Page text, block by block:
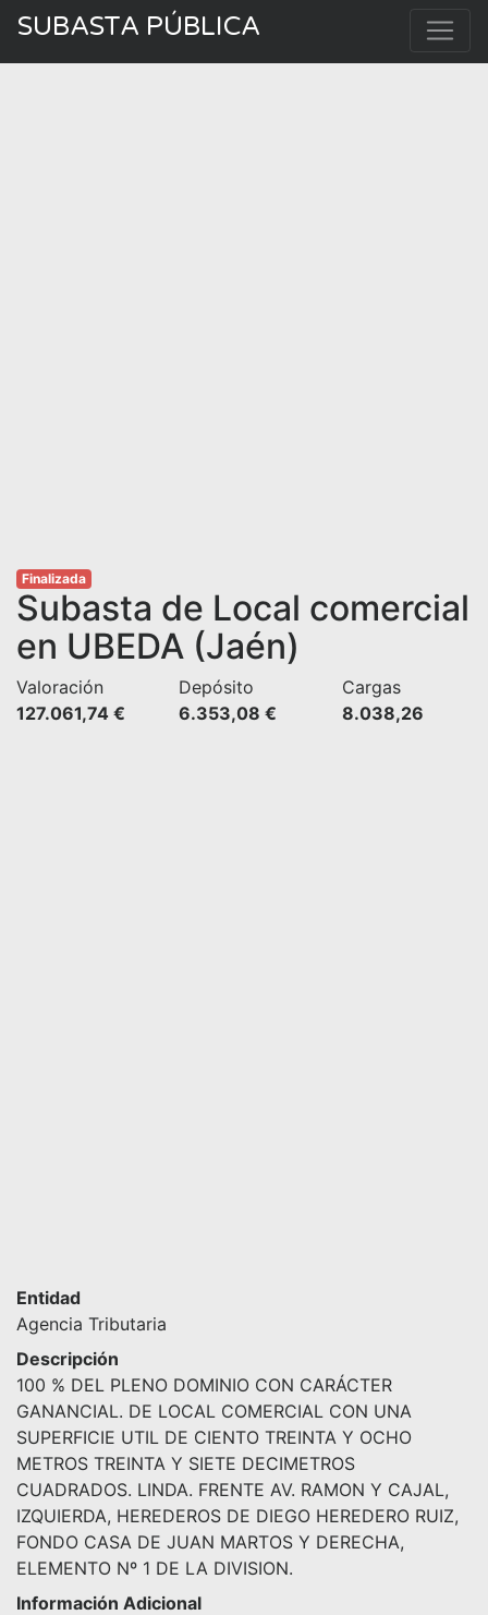
SUBASTA PÚBLICA
Finalizada
Subasta de Local comercial
en UBEDA (Jaén)
Valoración
127.061,74 €
Depósito
6.353,08 €
Cargas
8.038,26 
Entidad
Agencia Tributaria
Descripción
100 % DEL PLENO DOMINIO CON CARÁCTER
GANANCIAL. DE LOCAL COMERCIAL CON UNA
SUPERFICIE UTIL DE CIENTO TREINTA Y OCHO
METROS TREINTA Y SIETE DECIMETROS
CUADRADOS. LINDA. FRENTE AV. RAMON Y CAJAL,
IZQUIERDA, HEREDEROS DE DIEGO HEREDERO RUIZ,
FONDO CASA DE JUAN MARTOS Y DERECHA,
ELEMENTO Nº 1 DE LA DIVISION.
Información Adicional